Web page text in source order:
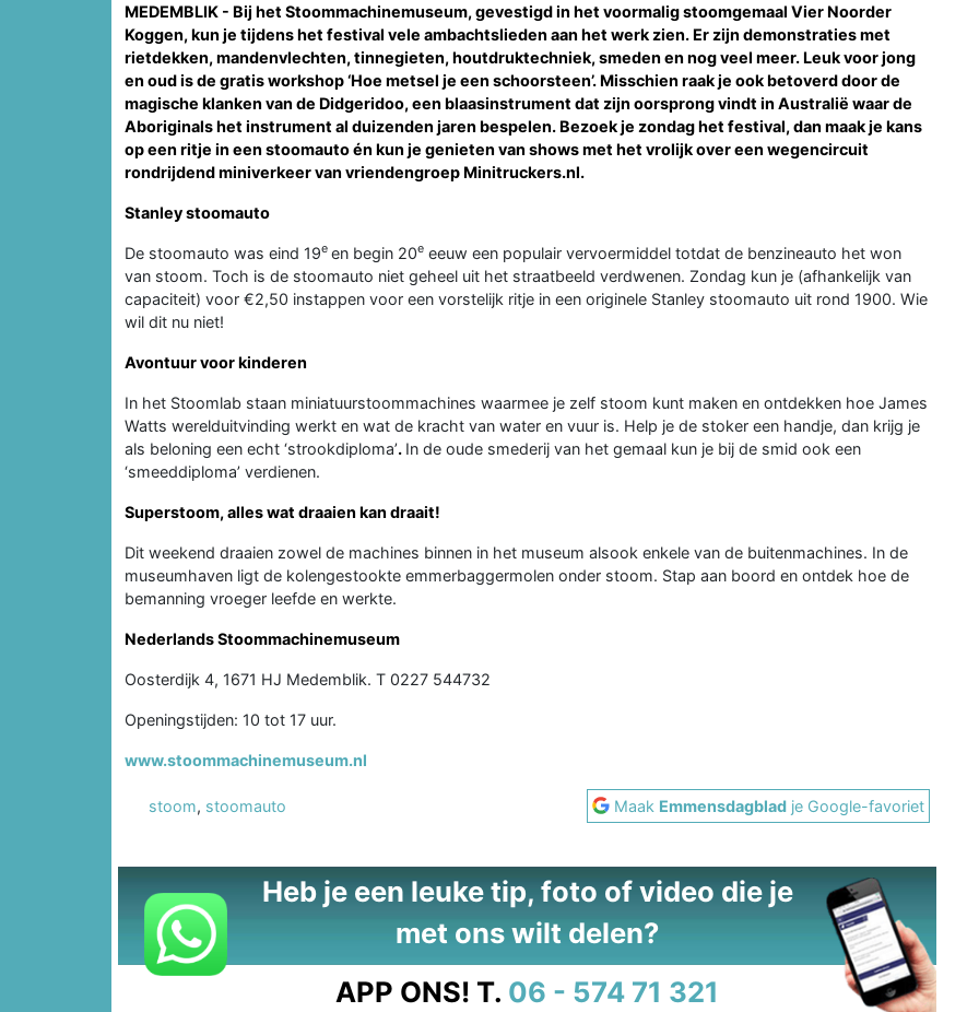
MEDEMBLIK - Bij het Stoommachinemuseum, gevestigd in het voormalig stoomgemaal Vier Noorder
Koggen, kun je tijdens het festival vele ambachtslieden aan het werk zien. Er zijn demonstraties met
rietdekken, mandenvlechten, tinnegieten, houtdruktechniek, smeden en nog veel meer. Leuk voor jong
en oud is de gratis workshop ‘Hoe metsel je een schoorsteen’. Misschien raak je ook betoverd door de
magische klanken van de Didgeridoo, een blaasinstrument dat zijn oorsprong vindt in Australië waar de
Aboriginals het instrument al duizenden jaren bespelen. Bezoek je zondag het festival, dan maak je kans
op een ritje in een stoomauto én kun je genieten van shows met het vrolijk over een wegencircuit
rondrijdend miniverkeer van vriendengroep Minitruckers.nl.
Stanley stoomauto
De stoomauto was eind 19e en begin 20e eeuw een populair vervoermiddel totdat de benzineauto het won
van stoom. Toch is de stoomauto niet geheel uit het straatbeeld verdwenen. Zondag kun je (afhankelijk van
capaciteit) voor €2,50 instappen voor een vorstelijk ritje in een originele Stanley stoomauto uit rond 1900. Wie
wil dit nu niet!
Avontuur voor kinderen
In het Stoomlab staan miniatuurstoommachines waarmee je zelf stoom kunt maken en ontdekken hoe James
Watts werelduitvinding werkt en wat de kracht van water en vuur is. Help je de stoker een handje, dan krijg je
als beloning een echt ‘strookdiploma’. In de oude smederij van het gemaal kun je bij de smid ook een
‘smeeddiploma’ verdienen.
Superstoom, alles wat draaien kan draait!
Dit weekend draaien zowel de machines binnen in het museum alsook enkele van de buitenmachines. In de
museumhaven ligt de kolengestookte emmerbaggermolen onder stoom. Stap aan boord en ontdek hoe de
bemanning vroeger leefde en werkte.
Nederlands Stoommachinemuseum
Oosterdijk 4, 1671 HJ Medemblik. T 0227 544732
Openingstijden: 10 tot 17 uur.
www.stoommachinemuseum.nl
stoom, stoomauto Maak Emmensdagblad je Google-favoriet
Heb je een leuke tip, foto of video die je
met ons wilt delen?
APP ONS! T. 06 - 574 71 321